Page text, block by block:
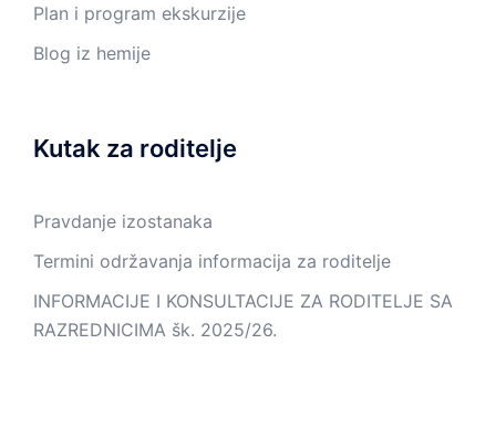
Plan i program ekskurzije
Blog iz hemije
Kutak za roditelje
Pravdanje izostanaka
Termini održavanja informacija za roditelje
INFORMACIJE I KONSULTACIJE ZA RODITELJE SA
RAZREDNICIMA šk. 2025/26.